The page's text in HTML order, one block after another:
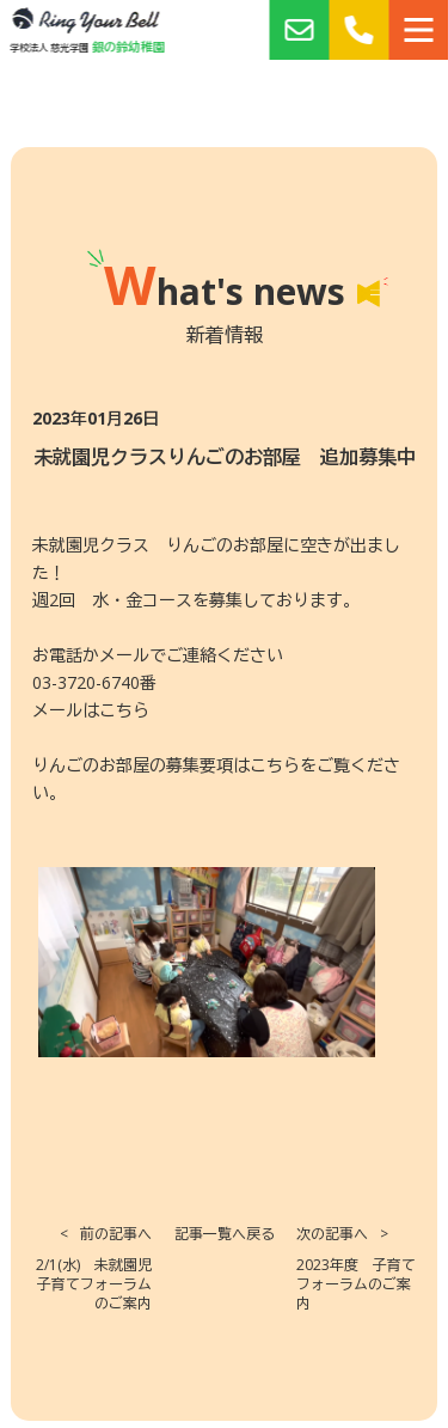
学校法人 慈光学園 銀の鈴幼稚園
What's news
新着情報
2023年01月26日
未就園児クラスりんごのお部屋 追加募集中
未就園児クラス りんごのお部屋に空きが出まし
た！
週2回 水・金コースを募集しております。
お電話かメールでご連絡ください
03-3720-6740番
メールはこちら
りんごのお部屋の募集要項はこちらをご覧くださ
い。
前の記事へ
2/1(水) 未就園児
子育てフォーラム
のご案内
記事一覧へ戻る
次の記事へ
2023年度 子育て
フォーラムのご案
内